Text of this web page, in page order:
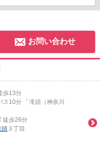
お問い合わせ
歩13分
ス10分 「滝頭（神奈川
徒歩26分
頭 ３丁目